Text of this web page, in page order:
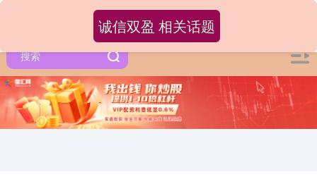
诚信双盈 相关话题